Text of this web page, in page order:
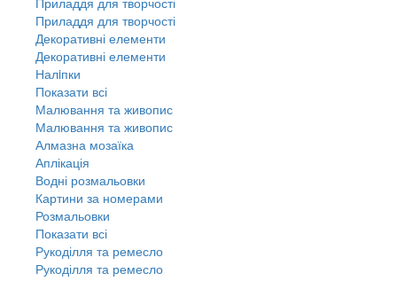
Приладдя для творчості
Декоративні елементи
Декоративні елементи
Налiпки
Показати всі
Малювання та живопис
Малювання та живопис
Алмазна мозаїка
Аплікація
Водні розмальовки
Картини за номерами
Розмальовки
Показати всі
Рукоділля та ремесло
Рукоділля та ремесло